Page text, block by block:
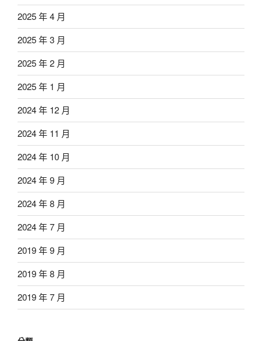
2025 年 4 月
2025 年 3 月
2025 年 2 月
2025 年 1 月
2024 年 12 月
2024 年 11 月
2024 年 10 月
2024 年 9 月
2024 年 8 月
2024 年 7 月
2019 年 9 月
2019 年 8 月
2019 年 7 月